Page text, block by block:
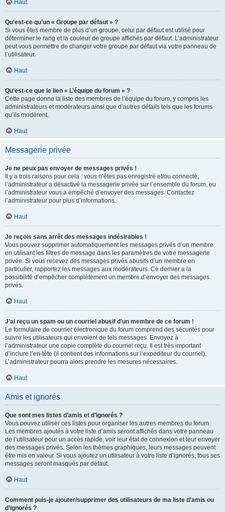
Haut
Qu’est-ce qu’un « Groupe par défaut » ?
Si vous êtes membre de plus d’un groupe, celui par défaut est utilisé pour
déterminer le rang et la couleur de groupe affichés par défaut. L’administrateur
peut vous permettre de changer votre groupe par défaut via votre panneau de
l’utilisateur.
Haut
Qu’est-ce que le lien « L’équipe du forum » ?
Cette page donne la liste des membres de l’équipe du forum, y compris les
administrateurs et modérateurs ainsi que d’autres détails tels que les forums
qu’ils modèrent.
Haut
Messagerie privée
Je ne peux pas envoyer de messages privés !
Il y a trois raisons pour cela : vous n’êtes pas enregistré et/ou connecté,
l’administrateur a désactivé la messagerie privée sur l’ensemble du forum, ou
l’administrateur vous a empêché d’envoyer des messages. Contactez
l’administrateur pour plus d’informations.
Haut
Je reçois sans arrêt des messages indésirables !
Vous pouvez supprimer automatiquement les messages privés d’un membre
en utilisant les filtres de message dans les paramètres de votre messagerie
privée. Si vous recevez des messages privés abusifs d’un membre en
particulier, rapportez les messages aux modérateurs. Ce dernier a la
possibilité d’empêcher complètement un membre d’envoyer des messages
privés.
Haut
J’ai reçu un spam ou un courriel abusif d’un membre de ce forum !
Le formulaire de courrier électronique du forum comprend des sécurités pour
suivre les utilisateurs qui envoient de tels messages. Envoyez à
l’administrateur une copie complète du courriel reçu. Il est très important
d’inclure l’en-tête (il contient des informations sur l’expéditeur du courriel).
L’administrateur pourra alors prendre les mesures nécessaires.
Haut
Amis et ignorés
Que sont mes listes d’amis et d’ignorés ?
Vous pouvez utiliser ces listes pour organiser les autres membres du forum.
Les membres ajoutés à votre liste d’amis seront affichés dans votre panneau
de l’utilisateur pour un accès rapide, voir leur état de connexion et leur envoyer
des messages privés. Selon les thèmes graphiques, leurs messages peuvent
être mis en valeur. Si vous ajoutez un utilisateur à votre liste d’ignorés, tous ses
messages seront masqués par défaut.
Haut
Comment puis-je ajouter/supprimer des utilisateurs de ma liste d’amis ou
d’ignorés ?